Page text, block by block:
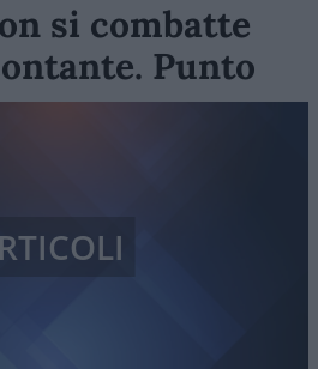
si combatte
Punto